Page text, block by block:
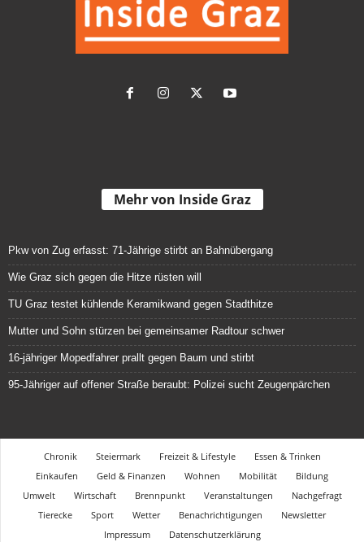
Mehr von Inside Graz
Pkw von Zug erfasst: 71-Jährige stirbt an Bahnübergang
Wie Graz sich gegen die Hitze rüsten will
TU Graz testet kühlende Keramikwand gegen Stadthitze
Mutter und Sohn stürzen bei gemeinsamer Radtour schwer
16-jähriger Mopedfahrer prallt gegen Baum und stirbt
95-Jähriger auf offener Straße beraubt: Polizei sucht Zeugenpärchen
Chronik Steiermark Freizeit & Lifestyle
Essen & Trinken
Einkaufen
Geld & Finanzen Wohnen Mobilität
Bildung
Umwelt
Wirtschaft Brennpunkt Veranstaltungen
Nachgefragt
Tierecke
Sport Wetter Benachrichtigungen
Newsletter
Impressum
Datenschutzerklärung